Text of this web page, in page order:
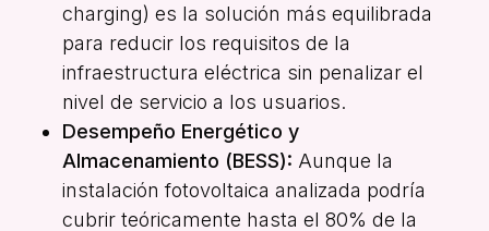
charging) es la solución más equilibrada
para reducir los requisitos de la
infraestructura eléctrica sin penalizar el
nivel de servicio a los usuarios.
Desempeño Energético y
Almacenamiento (BESS): Aunque la
instalación fotovoltaica analizada podría
cubrir teóricamente hasta el 80% de la